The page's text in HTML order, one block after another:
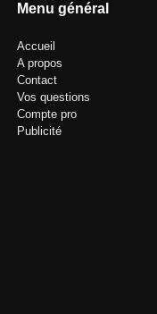
Menu général
Accueil
A propos
Contact
Vos questions
Compte pro
Publicité